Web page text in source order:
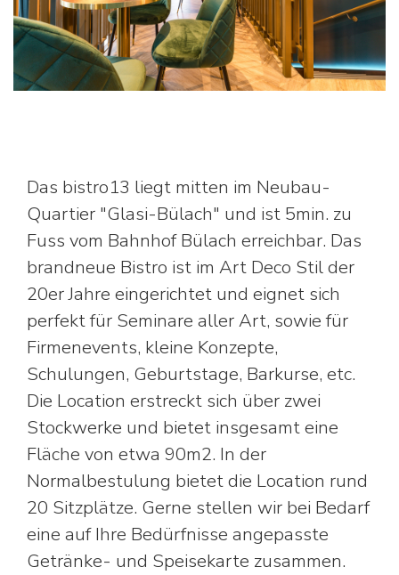
Das bistro13 liegt mitten im Neubau-
Quartier "Glasi-Bülach" und ist 5min. zu
Fuss vom Bahnhof Bülach erreichbar. Das
brandneue Bistro ist im Art Deco Stil der
20er Jahre eingerichtet und eignet sich
perfekt für Seminare aller Art, sowie für
Firmenevents, kleine Konzepte,
Schulungen, Geburtstage, Barkurse, etc.
Die Location erstreckt sich über zwei
Stockwerke und bietet insgesamt eine
Fläche von etwa 90m2. In der
Normalbestulung bietet die Location rund
20 Sitzplätze. Gerne stellen wir bei Bedarf
eine auf Ihre Bedürfnisse angepasste
Getränke- und Speisekarte zusammen.